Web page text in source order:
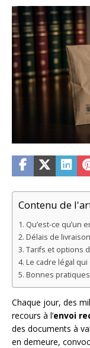
Contenu de
Qu’est-ce qu’un
Délais de
Tarifs et options
Le cadre légal
Bonnes
Chaque jour, des
recours à l’envoi
des documents à
en demeure,